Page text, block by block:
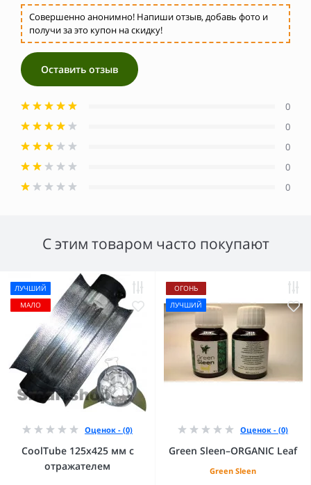
Совершенно анонимно! Напиши отзыв, добавь фото и
получи за это купон на скидку!
Оставить отзыв
0
0
0
0
0
С этим товаром часто покупают
ЛУЧШИЙ
МАЛО
Оценок - (0)
CoolTube 125х425 мм с
отражателем
ОГОНЬ
ЛУЧШИЙ
Оценок - (0)
Green Sleen–ORGANIC Leaf
Green Sleen